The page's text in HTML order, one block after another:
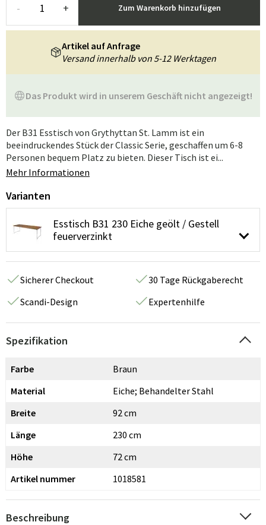
- + Zum Warenkorb hinzufügen
Das Produkt wird in unserem Geschäft nicht angezeigt!
Artikel auf Anfrage
Versand innerhalb von 5-12 Werktagen
Der B31 Esstisch von Grythyttan St. Lamm ist ein
beeindruckendes Stück der Classic Serie, geschaffen um 6-8
Personen bequem Platz zu bieten. Dieser Tisch ist ei...
Mehr Informationen
Varianten
Esstisch B31 230 Eiche geölt / Gestell
feuerverzinkt
Sicherer Checkout
30 Tage Rückgaberecht
Scandi-Design
Expertenhilfe
Spezifikation
Farbe
Braun
Material
Eiche; Behandelter Stahl
Breite
92 cm
Länge
230 cm
Höhe
72 cm
Artikel nummer
1018581
Beschreibung